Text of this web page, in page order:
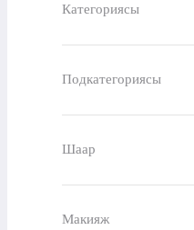
Категориясы
Подкатегориясы
Шаар
Макияж